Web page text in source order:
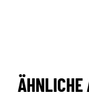
ÄHNLICHE